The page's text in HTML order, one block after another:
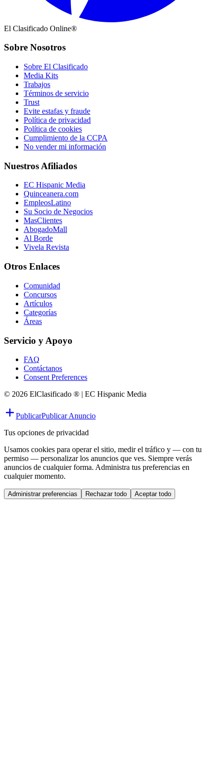
El Clasificado Online®
Sobre Nosotros
Sobre El Clasificado
Media Kits
Trabajos
Términos de servicio
Trust
Evite estafas y fraude
Política de privacidad
Política de cookies
Cumplimiento de la CCPA
No vender mi información
Nuestros Afiliados
EC Hispanic Media
Quinceanera.com
EmpleosLatino
Su Socio de Negocios
MasClientes
AbogadoMall
Al Borde
Vivela Revista
Otros Enlaces
Comunidad
Concursos
Artículos
Categorías
Áreas
Servicio y Apoyo
FAQ
Contáctanos
Consent Preferences
© 2026 ElClasificado ® | EC Hispanic Media
PublicarPublicar Anuncio
Tus opciones de privacidad
Usamos cookies para operar el sitio, medir el tráfico y — con tu
permiso — personalizar los anuncios que ves. Siempre verás
anuncios de cualquier forma. Administra tus preferencias en
cualquier momento.
Administrar preferencias Rechazar todo Aceptar todo